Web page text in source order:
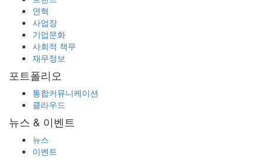
연혁
사업장
기업문화
사회적 책무
재무정보
포트폴리오
통합커뮤니케이션
클라우드
뉴스 & 이벤트
뉴스
이벤트